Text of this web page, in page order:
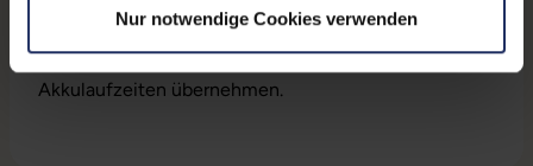
Nur notwendige Cookies verwenden
Akku-Kapazität liegt im Normalfall deutlich über 60%.
Dennoch können wir keine Garantieleistungen auf
Akkulaufzeiten übernehmen.